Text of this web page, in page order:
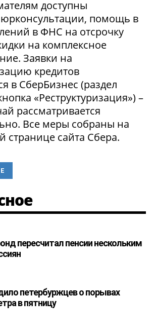
доступны
помощь в
в ФНС на отсрочку
на комплексное
Заявки на
кредитов
в СберБизнес (раздел
«Реструктуризация») –
рассматривается
Все меры собраны на
странице сайта Сбера.
пересчитал пенсии нескольким
петербуржцев о порывах
в пятницу